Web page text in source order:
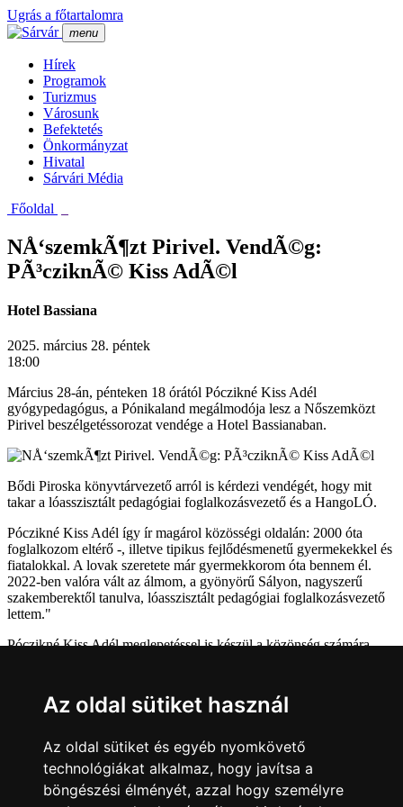
Az oldal sütiket használ
Az oldal sütiket és egyéb nyomkövető
technológiákat alkalmaz, hogy javítsa a
böngészési élményét, azzal hogy személyre
Ugrás a főtartalomra
menu
Hí­rek
Programok
Turizmus
Városunk
Befektetés
Önkormányzat
Hivatal
Sárvári Média
Főoldal
NÅ‘szemkÃ¶zt Pirivel. VendÃ©g:
PÃ³cziknÃ© Kiss AdÃ©l
Hotel Bassiana
2025. március 28. péntek
18:00
Március 28-án, pénteken 18 órától Póczikné Kiss Adél
gyógypedagógus, a Pónikaland megálmodója lesz a Nőszemközt
Pirivel beszélgetéssorozat vendége a Hotel Bassianaban.
Bődi Piroska könyvtárvezető arról is kérdezi vendégét, hogy mit
takar a lóasszisztált pedagógiai foglalkozásvezető és a HangoLÓ.
Póczikné Kiss Adél így ír magárol közösségi oldalán: 2000 óta
foglalkozom eltérő -, illetve tipikus fejlődésmenetű gyermekekkel és
fiatalokkal. A lovak szeretete már gyermekkorom óta bennem él.
2022-ben valóra vált az álmom, a gyönyörű Sályon, nagyszerű
szakemberektől tanulva, lóasszisztált pedagógiai foglalkozásvezető
lettem."
Póczikné Kiss Adél meglepetéssel is készül a közönség számára.
A rendezvény ingyenes és fogyasztáshoz nem kötött.
Sárváriaknak